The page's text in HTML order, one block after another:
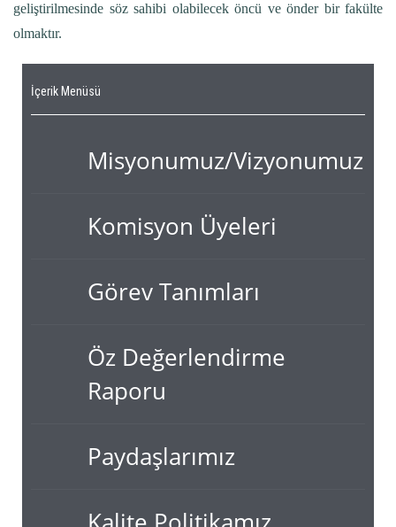
geliştirilmesinde söz sahibi olabilecek öncü ve önder bir fakülte
olmaktır.
İçerik Menüsü
Misyonumuz/Vizyonumuz
Komisyon Üyeleri
Görev Tanımları
Öz Değerlendirme
Raporu
Paydaşlarımız